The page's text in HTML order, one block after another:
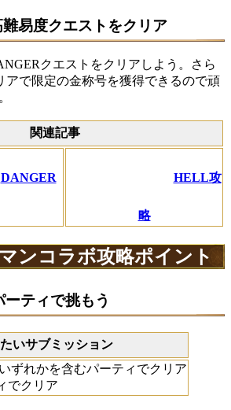
難易度クエストをクリア
クエストをクリアしよう。さら
アで限定の金称号を獲得できるので頑
関連記事
DANGER HELL攻
略
ンコラボ攻略ポイント
ティで挑もう
いサブミッション
ずれかを含むパーティでクリア
でクリア